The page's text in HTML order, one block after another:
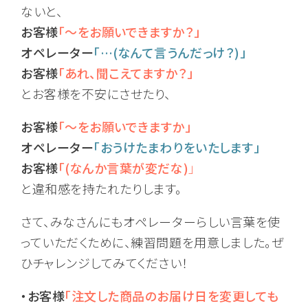
ないと、
お客様「～をお願いできますか？」
オペレーター「…(なんて言うんだっけ？)」
お客様「あれ、聞こえてますか？」
とお客様を不安にさせたり、
お客様「～をお願いできますか」
オペレーター「おうけたまわりをいたします」
お客様「(なんか言葉が変だな) 」
と違和感を持たれたりします。
さて、みなさんにもオペレーターらしい言葉を使
っていただくために、練習問題を用意しました。ぜ
ひチャレンジしてみてください！
・お客様「注文した商品のお届け日を変更しても